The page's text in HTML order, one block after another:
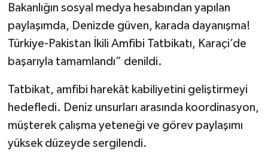
Bakanlığın sosyal medya hesabından yapılan
paylaşımda, Denizde güven, karada dayanışma!
Türkiye-Pakistan İkili Amfibi Tatbikatı, Karaçi’de
başarıyla tamamlandı” denildi.
Tatbikat, amfibi harekât kabiliyetini geliştirmeyi
hedefledi. Deniz unsurları arasında koordinasyon,
müşterek çalışma yeteneği ve görev paylaşımı
yüksek düzeyde sergilendi.